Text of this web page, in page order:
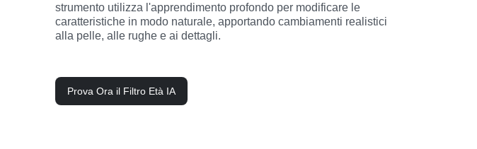
strumento utilizza l'apprendimento profondo per modificare le
caratteristiche in modo naturale, apportando cambiamenti realistici
alla pelle, alle rughe e ai dettagli.
Prova Ora il Filtro Età IA